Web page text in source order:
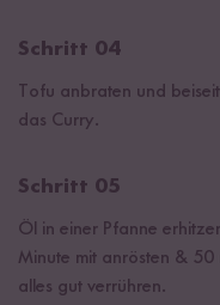
Schritt 04
Tofu anbraten und
das Curry.
Schritt 05
Öl in einer Pfanne
Minute mit anrösten & 50
alles gut verrühren.